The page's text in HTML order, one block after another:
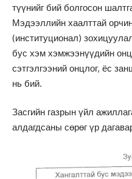
түүнийг бий болгосон
Мэдээллийн хаалттай
(институционал)
бус хэм хэмжээнүүдийн
сэтгэлгээний онцлог, ёс
нь бий.
Засгийн газрын үйл
алдагдсаны сөрөг үр